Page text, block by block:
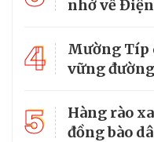
nhớ về
4
Mường Típ
vững
5
Hàng rào
đồng bào